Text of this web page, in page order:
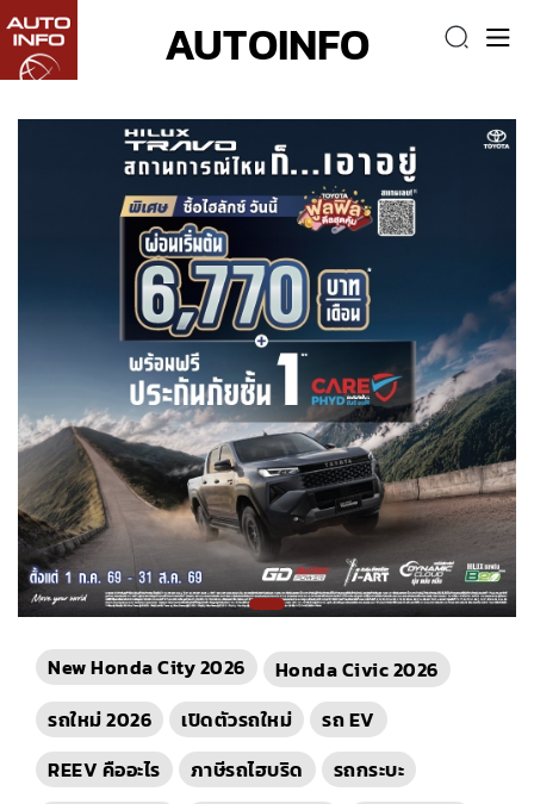
AUTOINFO
New Honda City 2026
Honda Civic 2026
รถใหม่ 2026
เปิดตัวรถใหม่
รถ EV
REEV คืออะไร
ภาษีรถไฮบริด
รถกระบะ